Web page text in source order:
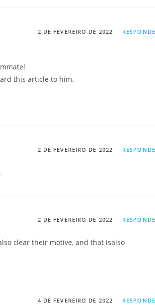
2 DE FEVEREIRO DE 2022
this article to him.
2 DE FEVEREIRO DE 2022
2 DE FEVEREIRO DE 2022
clear their motive, and that isalso
4 DE FEVEREIRO DE 2022